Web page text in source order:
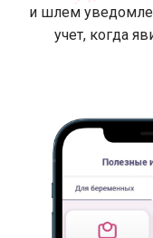
и шлем
учет, когда